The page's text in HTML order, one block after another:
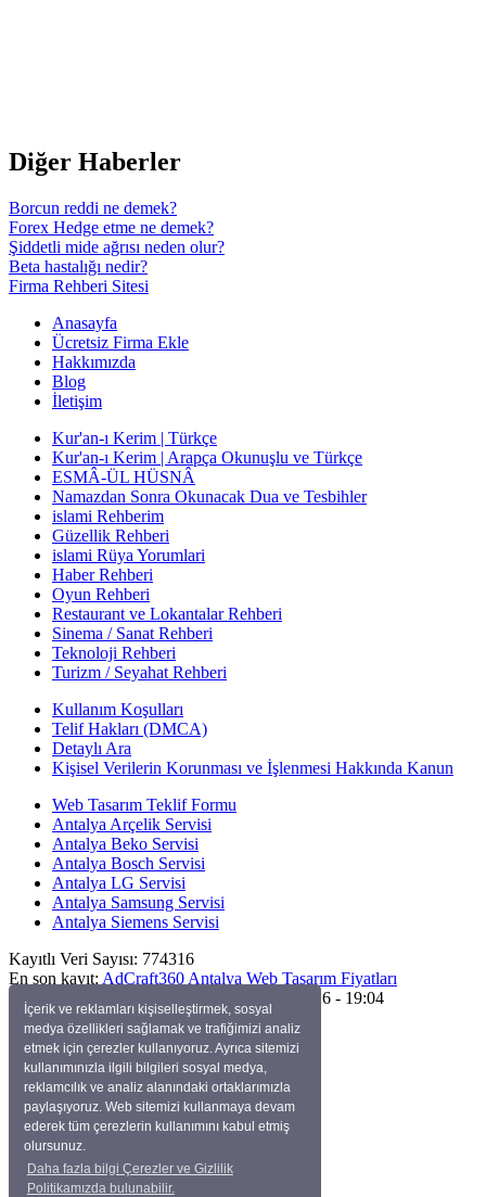
İçerik ve reklamları kişiselleştirmek, sosyal
medya özellikleri sağlamak ve trafiğimizi analiz
etmek için çerezler kullanıyoruz. Ayrıca sitemizi
kullanımınızla ilgili bilgileri sosyal medya,
reklamcılık ve analiz alanındaki ortaklarımızla
paylaşıyoruz. Web sitemizi kullanmaya devam
ederek tüm çerezlerin kullanımını kabul etmiş
olursunuz.
Daha fazla bilgi Çerezler ve Gizlilik
Politikamızda bulunabilir.
Diğer Haberler
Borcun reddi ne demek?
Forex Hedge etme ne demek?
Şiddetli mide ağrısı neden olur?
Beta hastalığı nedir?
Firma Rehberi Sitesi
Anasayfa
Ücretsiz Firma Ekle
Hakkımızda
Blog
İletişim
Kur'an-ı Kerim | Türkçe
Kur'an-ı Kerim | Arapça Okunuşlu ve Türkçe
ESMÂ-ÜL HÜSNÂ
Namazdan Sonra Okunacak Dua ve Tesbihler
islami Rehberim
Güzellik Rehberi
islami Rüya Yorumlari
Haber Rehberi
Oyun Rehberi
Restaurant ve Lokantalar Rehberi
Sinema / Sanat Rehberi
Teknoloji Rehberi
Turizm / Seyahat Rehberi
Kullanım Koşulları
Telif Hakları (DMCA)
Detaylı Ara
Kişisel Verilerin Korunması ve İşlenmesi Hakkında Kanun
Web Tasarım Teklif Formu
Antalya Arçelik Servisi
Antalya Beko Servisi
Antalya Bosch Servisi
Antalya LG Servisi
Antalya Samsung Servisi
Antalya Siemens Servisi
Kayıtlı Veri Sayısı: 774316
En son kayıt: AdCraft360 Antalya Web Tasarım Fiyatları
Son Güncelleme:
Perşembe, Temmuz 23, 2026 - 19:04
Site Sayacı:11,735
Tekrarsız Ziyaretçi:4,445
Yayınlanmış Düğümler:15,782
Yayınlanmamış Düğümler:0
Sizin IP'niz: 114.119.133.89
Ziyaretçiler:
Bu hafta:108
Bu ay:428